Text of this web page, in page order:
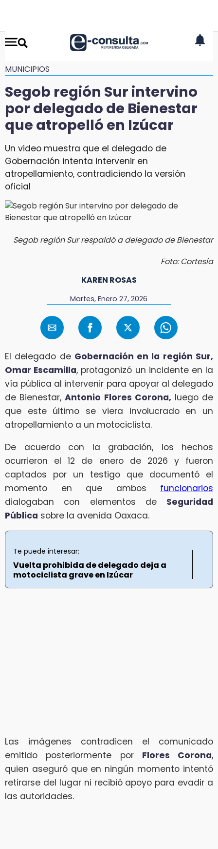
MUNICIPIOS
Segob región Sur intervino
por delegado de Bienestar
que atropelló en Izúcar
Un video muestra que el delegado de
Gobernación intenta intervenir en
atropellamiento, contradiciendo la versión
oficial
Segob región Sur respaldó a delegado de Bienestar
Foto: Cortesía
KAREN ROSAS
Martes, Enero 27, 2026
El delegado de Gobernación en la región Sur,
Omar Escamilla, protagonizó un incidente en la
vía pública al intervenir para apoyar al delegado
de Bienestar,Antonio Flores Corona,luego de
que este último se viera involucrado en un
atropellamiento a un motociclista.
De acuerdo con la grabación, los hechos
ocurrieron el 12 de enero de 2026 y fueron
captados por un testigo que documentó el
momento en que ambos funcionarios
dialogaban con elementos de Seguridad
Pública sobre la avenida Oaxaca.
Te puede interesar:
Vuelta prohibida de delegado deja a
motociclista grave en Izúcar
Las imágenes contradicen el comunicado
emitido posteriormente por Flores Corona,
quien aseguró que en ningún momento intentó
retirarse del lugar ni recibió apoyo para evadir a
las autoridades.